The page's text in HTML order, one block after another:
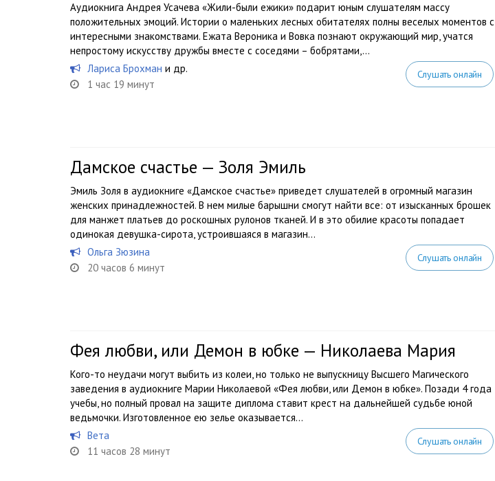
Аудиокнига Андрея Усачева «Жили-были ежики» подарит юным слушателям массу
положительных эмоций. Истории о маленьких лесных обитателях полны веселых моментов с
интересными знакомствами. Ежата Вероника и Вовка познают окружающий мир, учатся
непростому искусству дружбы вместе с соседями – бобрятами,...
Лариса Брохман и др.
1 час 19 минут
Слушать онлайн
Дамское счастье — Золя Эмиль
Эмиль Золя в аудиокниге «Дамское счастье» приведет слушателей в огромный магазин
женских принадлежностей. В нем милые барышни смогут найти все: от изысканных брошек
для манжет платьев до роскошных рулонов тканей. И в это обилие красоты попадает
одинокая девушка-сирота, устроившаяся в магазин...
Ольга Зюзина
20 часов 6 минут
Слушать онлайн
Фея любви, или Демон в юбке — Николаева Мария
Кого-то неудачи могут выбить из колеи, но только не выпускницу Высшего Магического
заведения в аудиокниге Марии Николаевой «Фея любви, или Демон в юбке». Позади 4 года
учебы, но полный провал на защите диплома ставит крест на дальнейшей судьбе юной
ведьмочки. Изготовленное ею зелье оказывается...
Вета
11 часов 28 минут
Слушать онлайн